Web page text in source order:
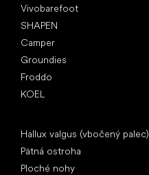
Vivobarefoot
SHAPEN
Camper
Groundies
Froddo
KOEL
Hallux valgus (vbočený palec)
Pätná ostroha
Ploché nohy